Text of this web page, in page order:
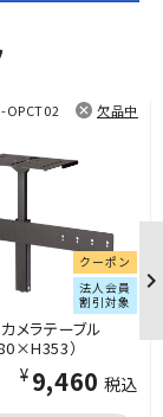
OPCT02 欠品中
クーポン
法人会員
割引対象
メラテーブル
）
¥9,460 税込